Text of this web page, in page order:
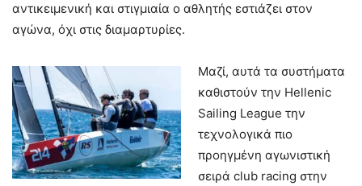
αντικειμενική και στιγμιαία ο αθλητής εστιάζει στον
αγώνα, όχι στις διαμαρτυρίες.
Μαζί, αυτά τα συστήματα
καθιστούν την Hellenic
Sailing League την
τεχνολογικά πιο
προηγμένη αγωνιστική
σειρά club racing στην